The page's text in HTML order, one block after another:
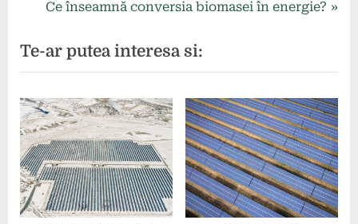
articole
v
i
o
u
s
P
o
s
N
x
t
P
o
s
t
:
Ce înseamnă conversia biomasei în energie?
Te-ar putea interesa si: